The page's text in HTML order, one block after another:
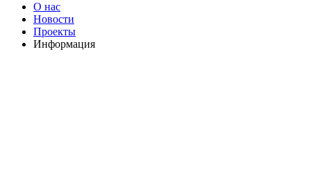
О нас
Новости
Проекты
Информация